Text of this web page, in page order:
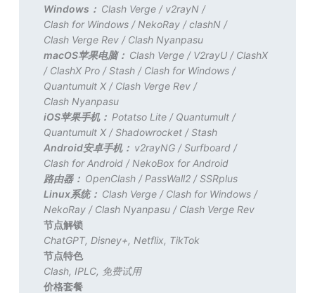
Windows： Clash Verge / v2rayN /
Clash for Windows / NekoRay /clashN /
Clash Verge Rev / Clash Nyanpasu
macOS苹果电脑： Clash Verge / V2rayU / ClashX
/ ClashX Pro /Stash / Clash for Windows /
Quantumult X / Clash Verge Rev /
Clash Nyanpasu
iOS苹果手机： Potatso Lite / Quantumult /
Quantumult X /Shadowrocket /Stash
Android安卓手机： v2rayNG /Surfboard /
Clash for Android / NekoBox for Android
路由器： OpenClash / PassWall2 /SSRplus
Linux系统： Clash Verge / Clash for Windows /
NekoRay / Clash Nyanpasu / Clash Verge Rev
节点解锁
ChatGPT, Disney+, Netflix, TikTok
节点特色
Clash, IPLC, 免费试用
价格套餐